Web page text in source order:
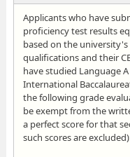
Applicants who have
proficiency test results
based on the
qualifications and their
have studied Language
International
the following grade
be exempt from the
a perfect score for that
such scores are